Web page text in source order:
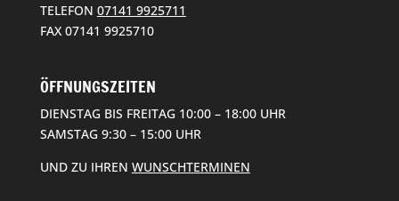
TELEFON 07141 9925711
FAX 07141 9925710
ÖFFNUNGSZEITEN
DIENSTAG BIS FREITAG 10:00 – 18:00 UHR
SAMSTAG 9:30 – 15:00 UHR
UND ZU IHREN WUNSCHTERMINEN